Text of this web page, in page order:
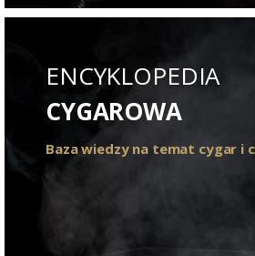
ENCYKLOPEDIA
CYGAROWA
Baza wiedzy na temat cygar i